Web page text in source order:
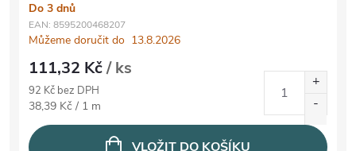
Do 3 dnů
EAN: 8595200468207
Můžeme doručit do 13.8.2026
111,32 Kč/ ks
92 Kč bez DPH
Měrná cena:
38,39 Kč / 1 m
VLOŽIT DO KOŠÍKU